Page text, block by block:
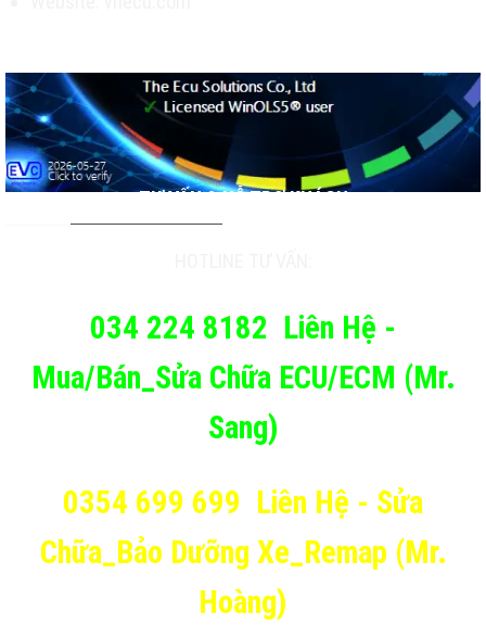
TƯ VẤN & HỖ TRỢ KHÁCH
034 224 8182 Liên Hệ -
Mua/Bán_Sửa Chữa ECU/ECM (Mr.
Sang)
0354 699 699 Liên Hệ - Sửa
Chữa_Bảo Dưỡng Xe_Remap (Mr.
Hoàng)